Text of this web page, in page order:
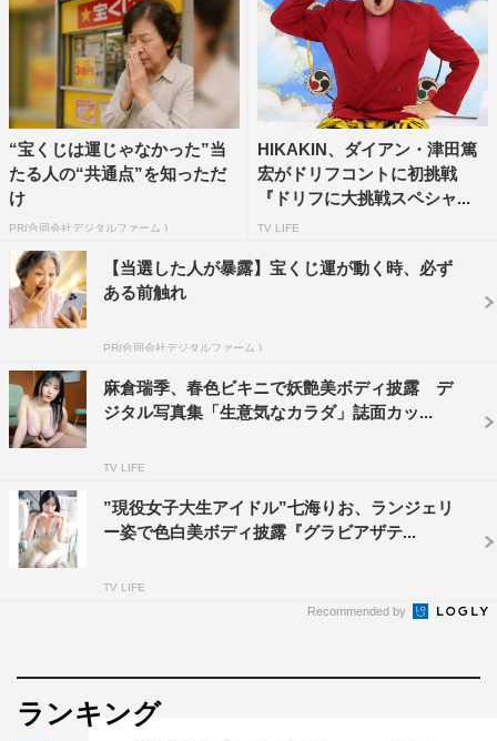
“宝くじは運じゃなかった”当
たる人の“共通点”を知っただ
け
PR(合同会社デジタルファーム )
HIKAKIN、ダイアン・津田篤
宏がドリフコントに初挑戦
『ドリフに大挑戦スペシャ...
TV LIFE
【当選した人が暴露】宝くじ運が動く時、必ず
ある前触れ
PR(合同会社デジタルファーム )
麻倉瑞季、春色ビキニで妖艶美ボディ披露 デ
ジタル写真集「生意気なカラダ」誌面カッ...
TV LIFE
”現役女子大生アイドル”七海りお、ランジェリ
ー姿で色白美ボディ披露『グラビアザテ...
TV LIFE
Recommended by
ランキング